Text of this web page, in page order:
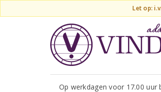
Let op:
Op werkdagen voor 17.00 uur